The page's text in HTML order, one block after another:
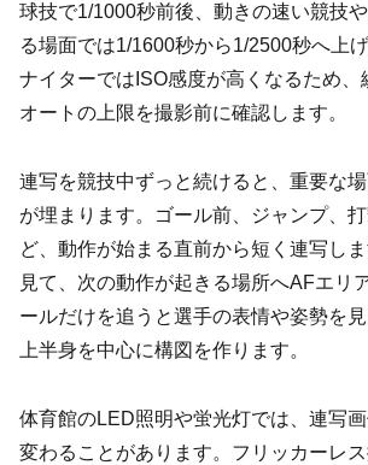
球技で1/1000秒前後、動きの速い競技
る場面では1/1600秒から1/2500秒へ上
ナイターではISO感度が高くなるため、
オートの上限を撮影前に確認します。
連写を競技中ずっと続けると、重要な
が埋まります。ゴール前、ジャンプ、
ど、動作が始まる直前から短く連写し
見て、次の動作が起きる場所へAFエリ
ールだけを追うと選手の表情や姿勢を
上半身を中心に構図を作ります。
体育館のLED照明や蛍光灯では、連写
変わることがあります。フリッカーレス